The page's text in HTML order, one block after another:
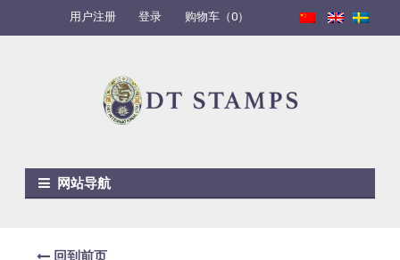
用户注册 登录 购物车（0）
网站导航
回到前页